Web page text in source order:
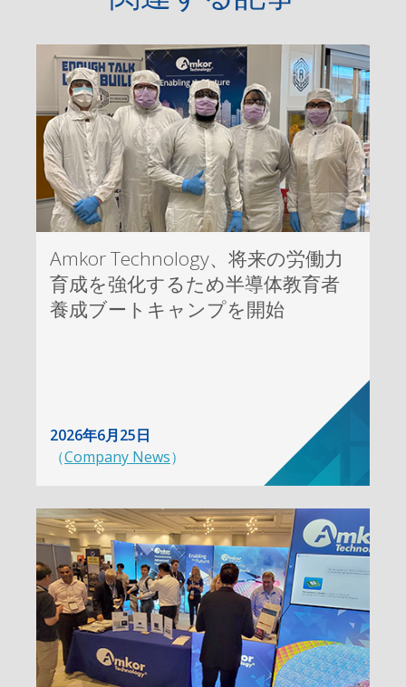
Amkor Technology、将来の労働力
育成を強化するため半導体教育者
養成ブートキャンプを開始
2026年6月25日
（Company News）